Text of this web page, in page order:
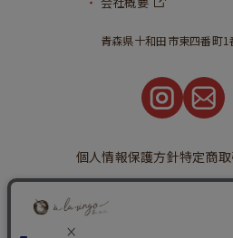
青森県十和田市東四番町
個人情報保護方針特定商